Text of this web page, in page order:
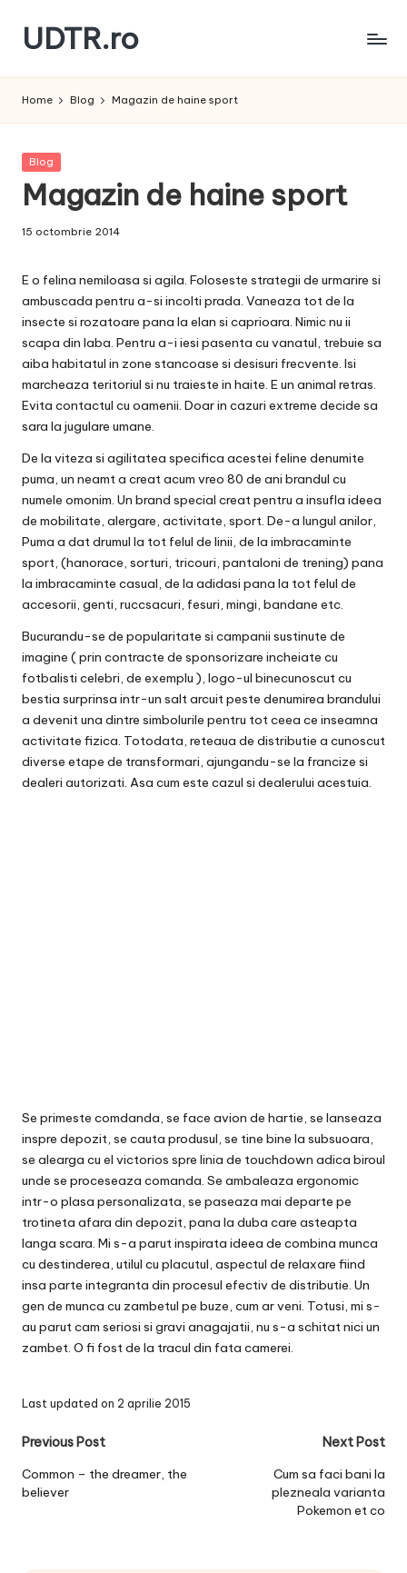
Skip
content
UDTR.ro
te
Home Blog Magazin de haine sport
Posted
Blog
Magazin de haine sport
15 octombrie 2014
E o felina nemiloasa si agila. Foloseste strategii de urmarire si
ambuscada pentru a-si incolti prada. Vaneaza tot de la
insecte si rozatoare pana la elan si caprioara. Nimic nu ii
scapa din laba. Pentru a-i iesi pasenta cu vanatul, trebuie sa
aiba habitatul in zone stancoase si desisuri frecvente. Isi
marcheaza teritoriul si nu traieste in haite. E un animal retras.
Evita contactul cu oamenii. Doar in cazuri extreme decide sa
sara la jugulare umane.
De la viteza si agilitatea specifica acestei feline denumite
puma, un neamt a creat acum vreo 80 de ani brandul cu
numele omonim. Un brand special creat pentru a insufla ideea
de mobilitate, alergare, activitate, sport. De-a lungul anilor,
Puma a dat drumul la tot felul de linii, de la imbracaminte
sport, (hanorace, sorturi, tricouri, pantaloni de trening) pana
la imbracaminte casual, de la adidasi pana la tot felul de
accesorii, genti, ruccsacuri, fesuri, mingi, bandane etc.
Bucurandu-se de popularitate si campanii sustinute de
imagine ( prin contracte de sponsorizare incheiate cu
fotbalisti celebri, de exemplu ), logo-ul binecunoscut cu
bestia surprinsa intr-un salt arcuit peste denumirea brandului
a devenit una dintre simbolurile pentru tot ceea ce inseamna
activitate fizica. Totodata, reteaua de distributie a cunoscut
diverse etape de transformari, ajungandu-se la francize si
dealeri autorizati. Asa cum este cazul si dealerului acestuia.
Se primeste comdanda, se face avion de hartie, se lanseaza
inspre depozit, se cauta produsul, se tine bine la subsuoara,
se alearga cu el victorios spre linia de touchdown adica biroul
unde se proceseaza comanda. Se ambaleaza ergonomic
intr-o plasa personalizata, se paseaza mai departe pe
trotineta afara din depozit, pana la duba care asteapta
langa scara. Mi s-a parut inspirata ideea de combina munca
cu destinderea, utilul cu placutul, aspectul de relaxare fiind
insa parte integranta din procesul efectiv de distributie. Un
gen de munca cu zambetul pe buze, cum ar veni. Totusi, mi s-
au parut cam seriosi si gravi anagajatii, nu s-a schitat nici un
zambet. O fi fost de la tracul din fata camerei.
Last updated on 2 aprilie 2015
Post
navigation
Previous Post
Common – the dreamer, the
believer
Next Post
Cum sa faci bani la
plezneala varianta
Pokemon et co